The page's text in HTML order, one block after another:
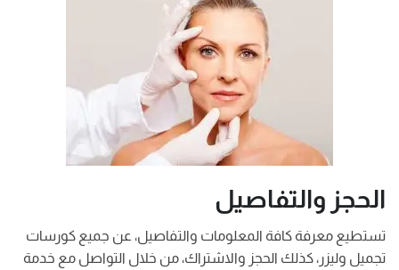
الحجز والتفاصيل
تستطيع معرفة كافة المعلومات والتفاصيل، عن جميع كورسات
تجميل وليزر، كذلك الحجز والاشتراك، من خلال التواصل مع خدمة